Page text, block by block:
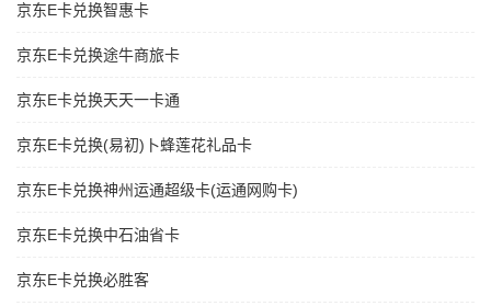
京东E卡兑换智惠卡
京东E卡兑换途牛商旅卡
京东E卡兑换天天一卡通
京东E卡兑换(易初)卜蜂莲花礼品卡
京东E卡兑换神州运通超级卡(运通网购卡)
京东E卡兑换中石油省卡
京东E卡兑换必胜客